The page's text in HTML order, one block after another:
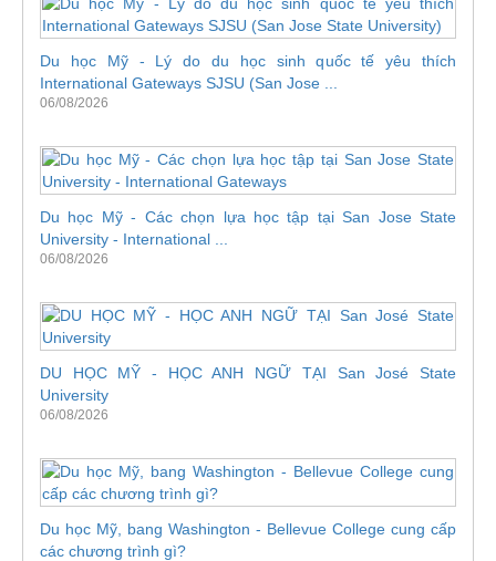
Du học Mỹ - Lý do du học sinh quốc tế yêu thích
International Gateways SJSU (San Jose ...
06/08/2026
Du học Mỹ - Các chọn lựa học tập tại San Jose State
University - International ...
06/08/2026
DU HỌC MỸ - HỌC ANH NGỮ TẠI San José State
University
06/08/2026
Du học Mỹ, bang Washington - Bellevue College cung cấp
các chương trình gì?